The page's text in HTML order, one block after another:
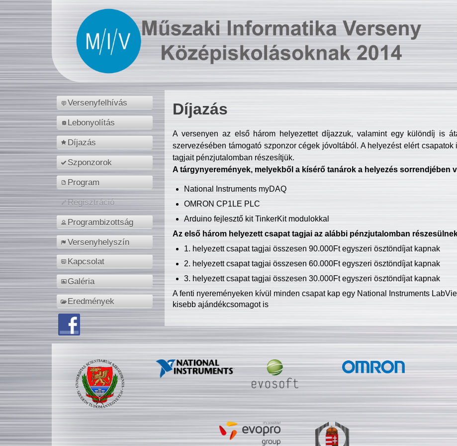
Versenyfelhívás
Lebonyolítás
Díjazás
Szponzorok
Program
Regisztráció
Programbizottság
Versenyhelyszín
Kapcsolat
Galéria
Eredmények
Díjazás
A versenyen az első három helyezettet díjazzuk, valamint egy különdíj is
szervezésében támogató szponzor cégek jóvoltából. A helyezést elért
tagjait pénzjutalomban részesítjük.
A tárgynyeremények, melyekből a kísérő tanárok a helyezés sorrendjében
National Instruments myDAQ
OMRON CP1LE PLC
Arduino fejlesztő kit TinkerKit modulokkal
Az első három helyezett csapat tagjai az alábbi pénzjutalomban
1. helyezett csapat tagjai összesen 90.000Ft egyszeri ösztöndíjat kapnak
2. helyezett csapat tagjai összesen 60.000Ft egyszeri ösztöndíjat kapnak
3. helyezett csapat tagjai összesen 30.000Ft egyszeri ösztöndíjat kapnak
A fenti nyereményeken kívül minden csapat kap egy National Instruments
kisebb ajándékcsomagot is